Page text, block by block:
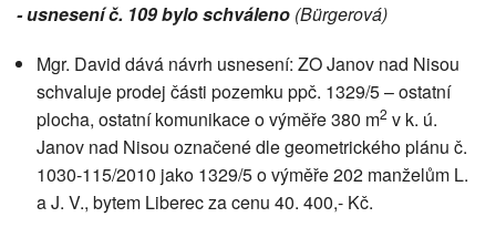
- usnesení č. 109 bylo schváleno (Bürgerová)
Mgr. David dává návrh usnesení: ZO Janov nad Nisou
schvaluje prodej části pozemku ppč. 1329/5 – ostatní
plocha, ostatní komunikace o výměře 380 m2 v k. ú.
Janov nad Nisou označené dle geometrického plánu č.
1030-115/2010 jako 1329/5 o výměře 202 manželům L.
a J. V., bytem Liberec za cenu 40. 400,- Kč.